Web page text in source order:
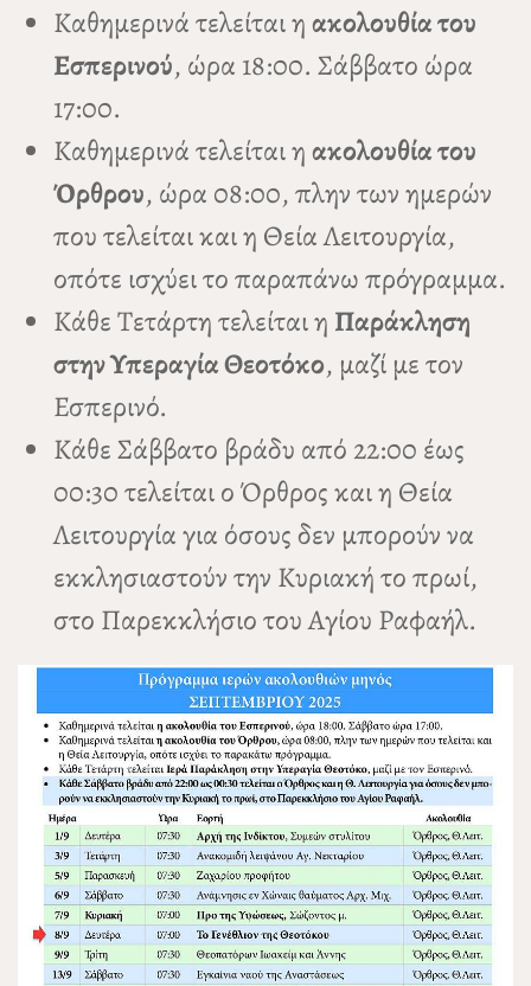
Καθημερινά τελείται ηακολουθία του
Εσπερινού, ώρα 18:00. Σάββατο ώρα
17:00.
Καθημερινά τελείται ηακολουθία του
Όρθρου, ώρα 08:00, πλην των ημερών
που τελείται και η Θεία Λειτουργία,
οπότε ισχύει το παραπάνω πρόγραμμα.
Κάθε Τετάρτη τελείται η Παράκληση
στην Υπεραγία Θεοτόκο, μαζί με τον
Εσπερινό.
Κάθε Σάββατο βράδυ από 22:00 έως
00:30 τελείται ο Όρθρος και η Θεία
Λειτουργία για όσους δεν μπορούν να
εκκλησιαστούν την Κυριακή το πρωί,
στο Παρεκκλήσιο του Αγίου Ραφαήλ.